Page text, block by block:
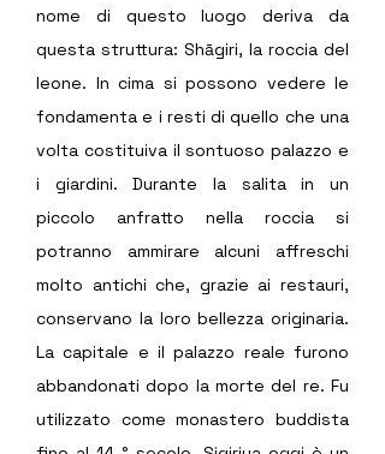
nome di questo luogo deriva da
questa struttura: Shāgiri, la roccia del
leone. In cima si possono vedere le
fondamenta e i resti di quello che una
volta costituiva il sontuoso palazzo e
i giardini. Durante la salita in un
piccolo anfratto nella roccia si
potranno ammirare alcuni affreschi
molto antichi che, grazie ai restauri,
conservano la loro bellezza originaria.
La capitale e il palazzo reale furono
abbandonati dopo la morte del re. Fu
utilizzato come monastero buddista